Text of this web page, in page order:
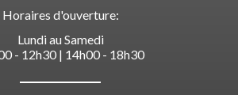
Horaires d'ouverture:
Lundi au Samedi
- 12h30 | 14h00 - 18h30